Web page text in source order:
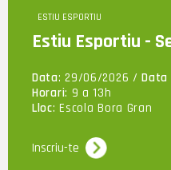
ESTIU ESPORTIU
Estiu Esportiu -
Data: 29/06/2026 /
Horari: 9 a 13h
Lloc: Escola Bora Gran
Inscriu-te